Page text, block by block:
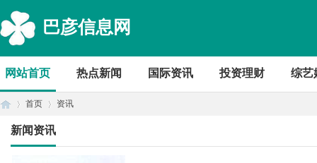
巴彦信息网
网站首页 热点新闻 国际资讯 投资理财 综艺
首页 资讯
新闻资讯